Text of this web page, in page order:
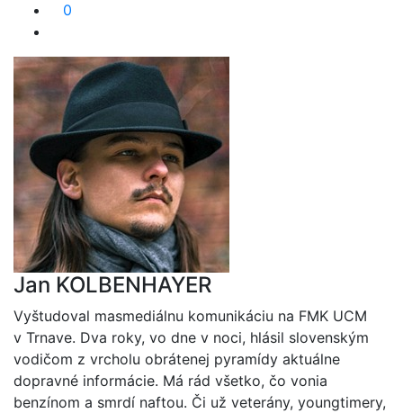
0
Jan KOLBENHAYER
Vyštudoval masmediálnu komunikáciu na FMK UCM
v Trnave. Dva roky, vo dne v noci, hlásil slovenským
vodičom z vrcholu obrátenej pyramídy aktuálne
dopravné informácie. Má rád všetko, čo vonia
benzínom a smrdí naftou. Či už veterány, youngtimery,